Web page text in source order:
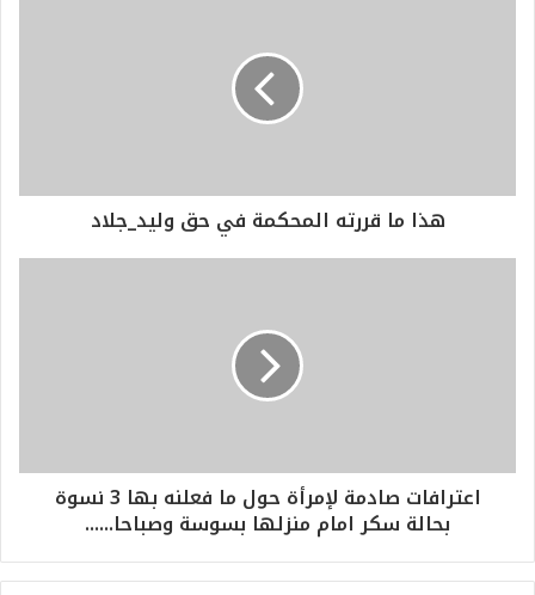
هذا ما قررته المحكمة في حق وليد_جلاد
اعترافات صادمة لإمرأة حول ما فعلنه بها 3 نسوة
بحالة سكر امام منزلها بسوسة وصباحا......